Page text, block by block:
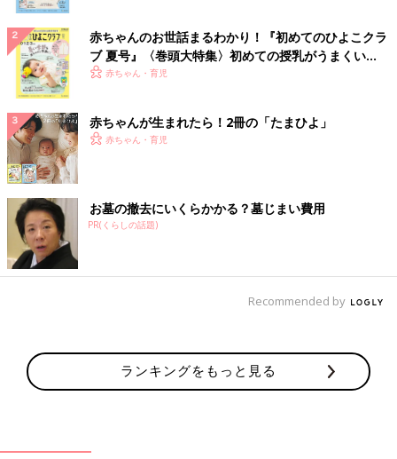
して出ないので本当に心配しました。当然、離乳食なんて食べる
はずもなく！保健師、栄養士によっては、調理法がどうとか与え
方がどうとか、やんわり母親の努力不足をにおわされ…。一方で
『体重が減らなければ大丈夫！なんとかなるよ、適当でいーんだ
よ』と励ましてくれた保健師さんには感謝です。結局、
ようになりました」
「第一子だったので、離乳食の本を買って10倍がゆや野菜ペース
トをせっせと作りました。ところが食べない！口に入れると眉間
にしわを寄せて、とんでもないものを口に入れられたかのような
顔をして吐き出されました。スプーンは気に入ってかじるのを見
て『そっちの方が美味しいわけあるか！』と赤子にキレそうにな
ってました。おかゆに色々混ぜて、とりあえず口に放り込むか、
吐き出す前提でおみそ汁あげてました。飲み込んだらラッキーな
離乳食だけのために努力をするのが嫌になったので、大人のごは
んを味を薄くし、細かく刻んであげるように。そんなこんなで気
赤ちゃんのお世話まるわかり！『初めてのひよこクラ
ブ 夏号』〈巻頭大特集〉初めての授乳がうまくい
く！ おっぱい・ミルクの基本と夏のトラブル 解決テ
赤ちゃん・育児
赤ちゃんが生まれたら！2冊の「たまひよ」
赤ちゃん・育児
お墓の撤去にいくらかかる？墓じまい費用
PR(くらしの話題)
Recommended by
ランキングをもっと見る